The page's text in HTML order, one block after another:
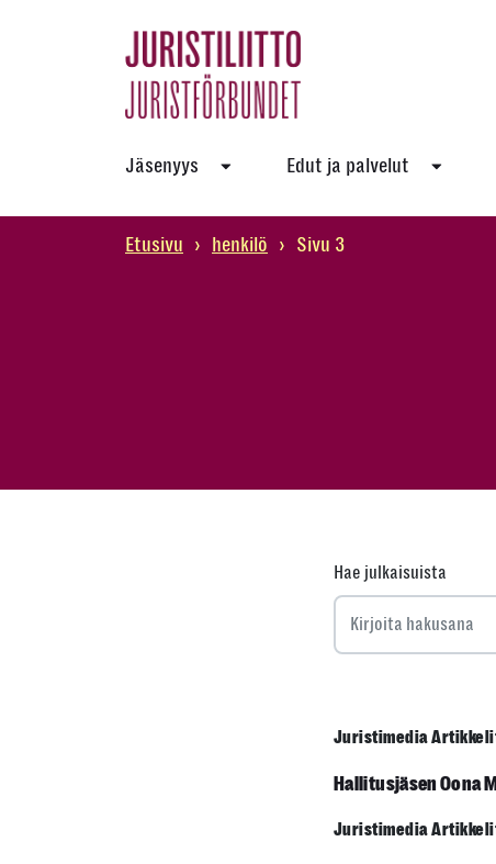
Jäsenyys Edut ja palvelut
Etusivu › henkilö › Sivu 3
Hae julkaisuista
Juristimedia
Hallitusjäsen Oona
Juristimedia